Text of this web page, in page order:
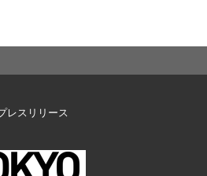
レスリリース